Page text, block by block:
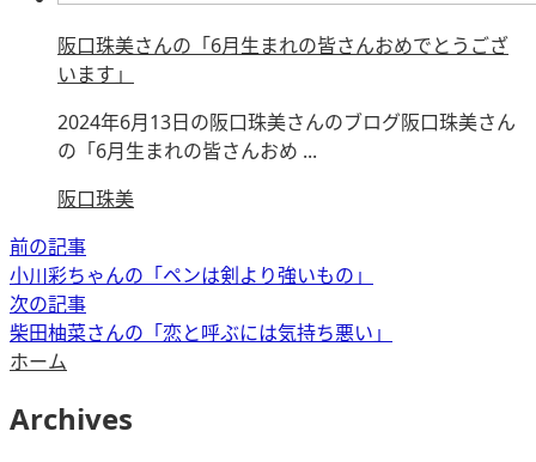
阪口珠美さんの「6月生まれの皆さんおめでとうござ
います」
2024年6月13日の阪口珠美さんのブログ阪口珠美さん
の「6月生まれの皆さんおめ ...
阪口珠美
前の記事
小川彩ちゃんの「ペンは剣より強いもの」
次の記事
柴田柚菜さんの「恋と呼ぶには気持ち悪い」
ホーム
Archives